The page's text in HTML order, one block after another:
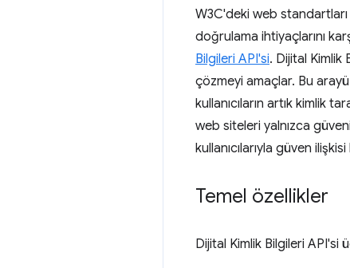
W3C'deki web standartları
doğrulama ihtiyaçlarını
Bilgileri API'si. Dijital Kimlik
çözmeyi amaçlar. Bu
kullanıcıların artık kimlik
web siteleri yalnızca
kullanıcılarıyla güven
Temel özellikler
Dijital Kimlik Bilgileri